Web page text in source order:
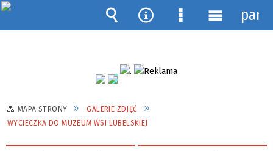
MAPA STRONY
GALERIE ZDJĘĆ
WYCIECZKA DO MUZEUM WSI LUBELSKIEJ
Wyszukiwarka
Narzędzia
MenuMenu